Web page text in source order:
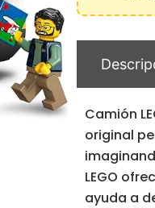
Camión
original
LEGO
ayuda a